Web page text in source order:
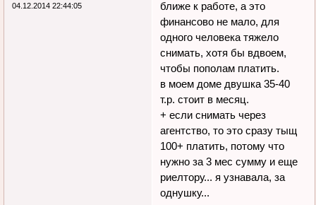
04.12.2014 22:44:05
ближе к работе, а это
финансово не мало, для
одного человека тяжело
снимать, хотя бы вдвоем,
чтобы пополам платить.
в моем доме двушка 35-40
т.р. стоит в месяц.
+ если снимать через
агентство, то это сразу тыщ
100+ платить, потому что
нужно за 3 мес сумму и еще
риелтору... я узнавала, за
однушку...